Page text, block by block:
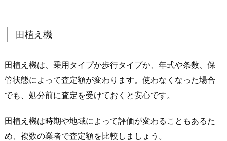
田植え機
田植え機は、乗用タイプか歩行タイプか、年式や条数、保
管状態によって査定額が変わります。使わなくなった場合
でも、処分前に査定を受けておくと安心です。
田植え機は時期や地域によって評価が変わることもあるた
め、複数の業者で査定額を比較しましょう。